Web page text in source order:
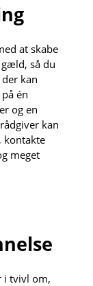
at skabe
så du
kan
én
og en
kan
kontakte
meget
i tvivl om,